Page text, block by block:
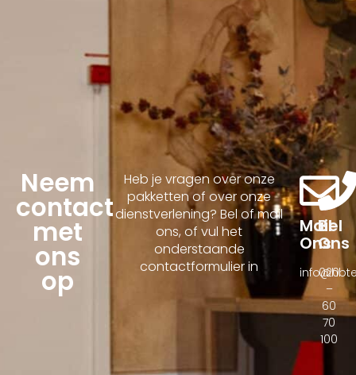
Neem
contact
met
ons
op
Heb je vragen over onze
pakketten of over onze
dienstverlening? Bel of mail
ons, of vul het
onderstaande
contactformulier in
Mail
Ons
Bel
Ons
020
–
60
70
100